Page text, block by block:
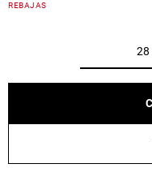
3,7 out of 5 Customer Rating
REBAJAS
28